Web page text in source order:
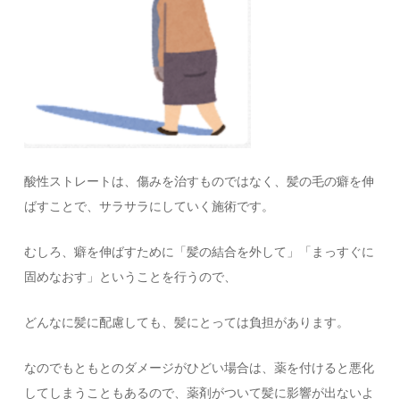
酸性ストレートは、傷みを治すものではなく、髪の毛の癖を伸
ばすことで、サラサラにしていく施術です。
むしろ、癖を伸ばすために「髪の結合を外して」「まっすぐに
固めなおす」ということを行うので、
どんなに髪に配慮しても、髪にとっては負担があります。
なのでもともとのダメージがひどい場合は、薬を付けると悪化
してしまうこともあるので、薬剤がついて髪に影響が出ないよ